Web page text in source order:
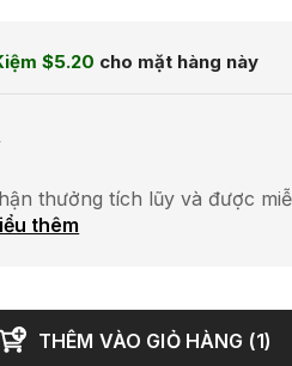
$5.20 cho mặt hàng này
thưởng tích lũy và được
thêm
THÊM VÀO GIỎ HÀNG (1)